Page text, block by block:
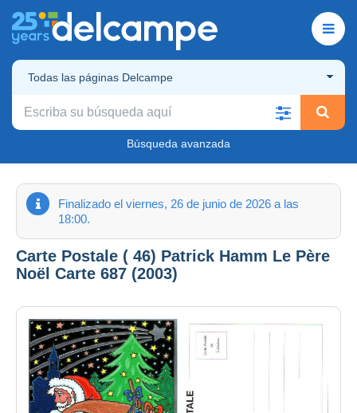
Todas las páginas Delcampe
Búsqueda avanzada
Finalizado el viernes, 26 de junio de 2026 a las
18:00.
Carte Postale ( 46) Patrick Hamm Le Père
Noël Carte 687 (2003)